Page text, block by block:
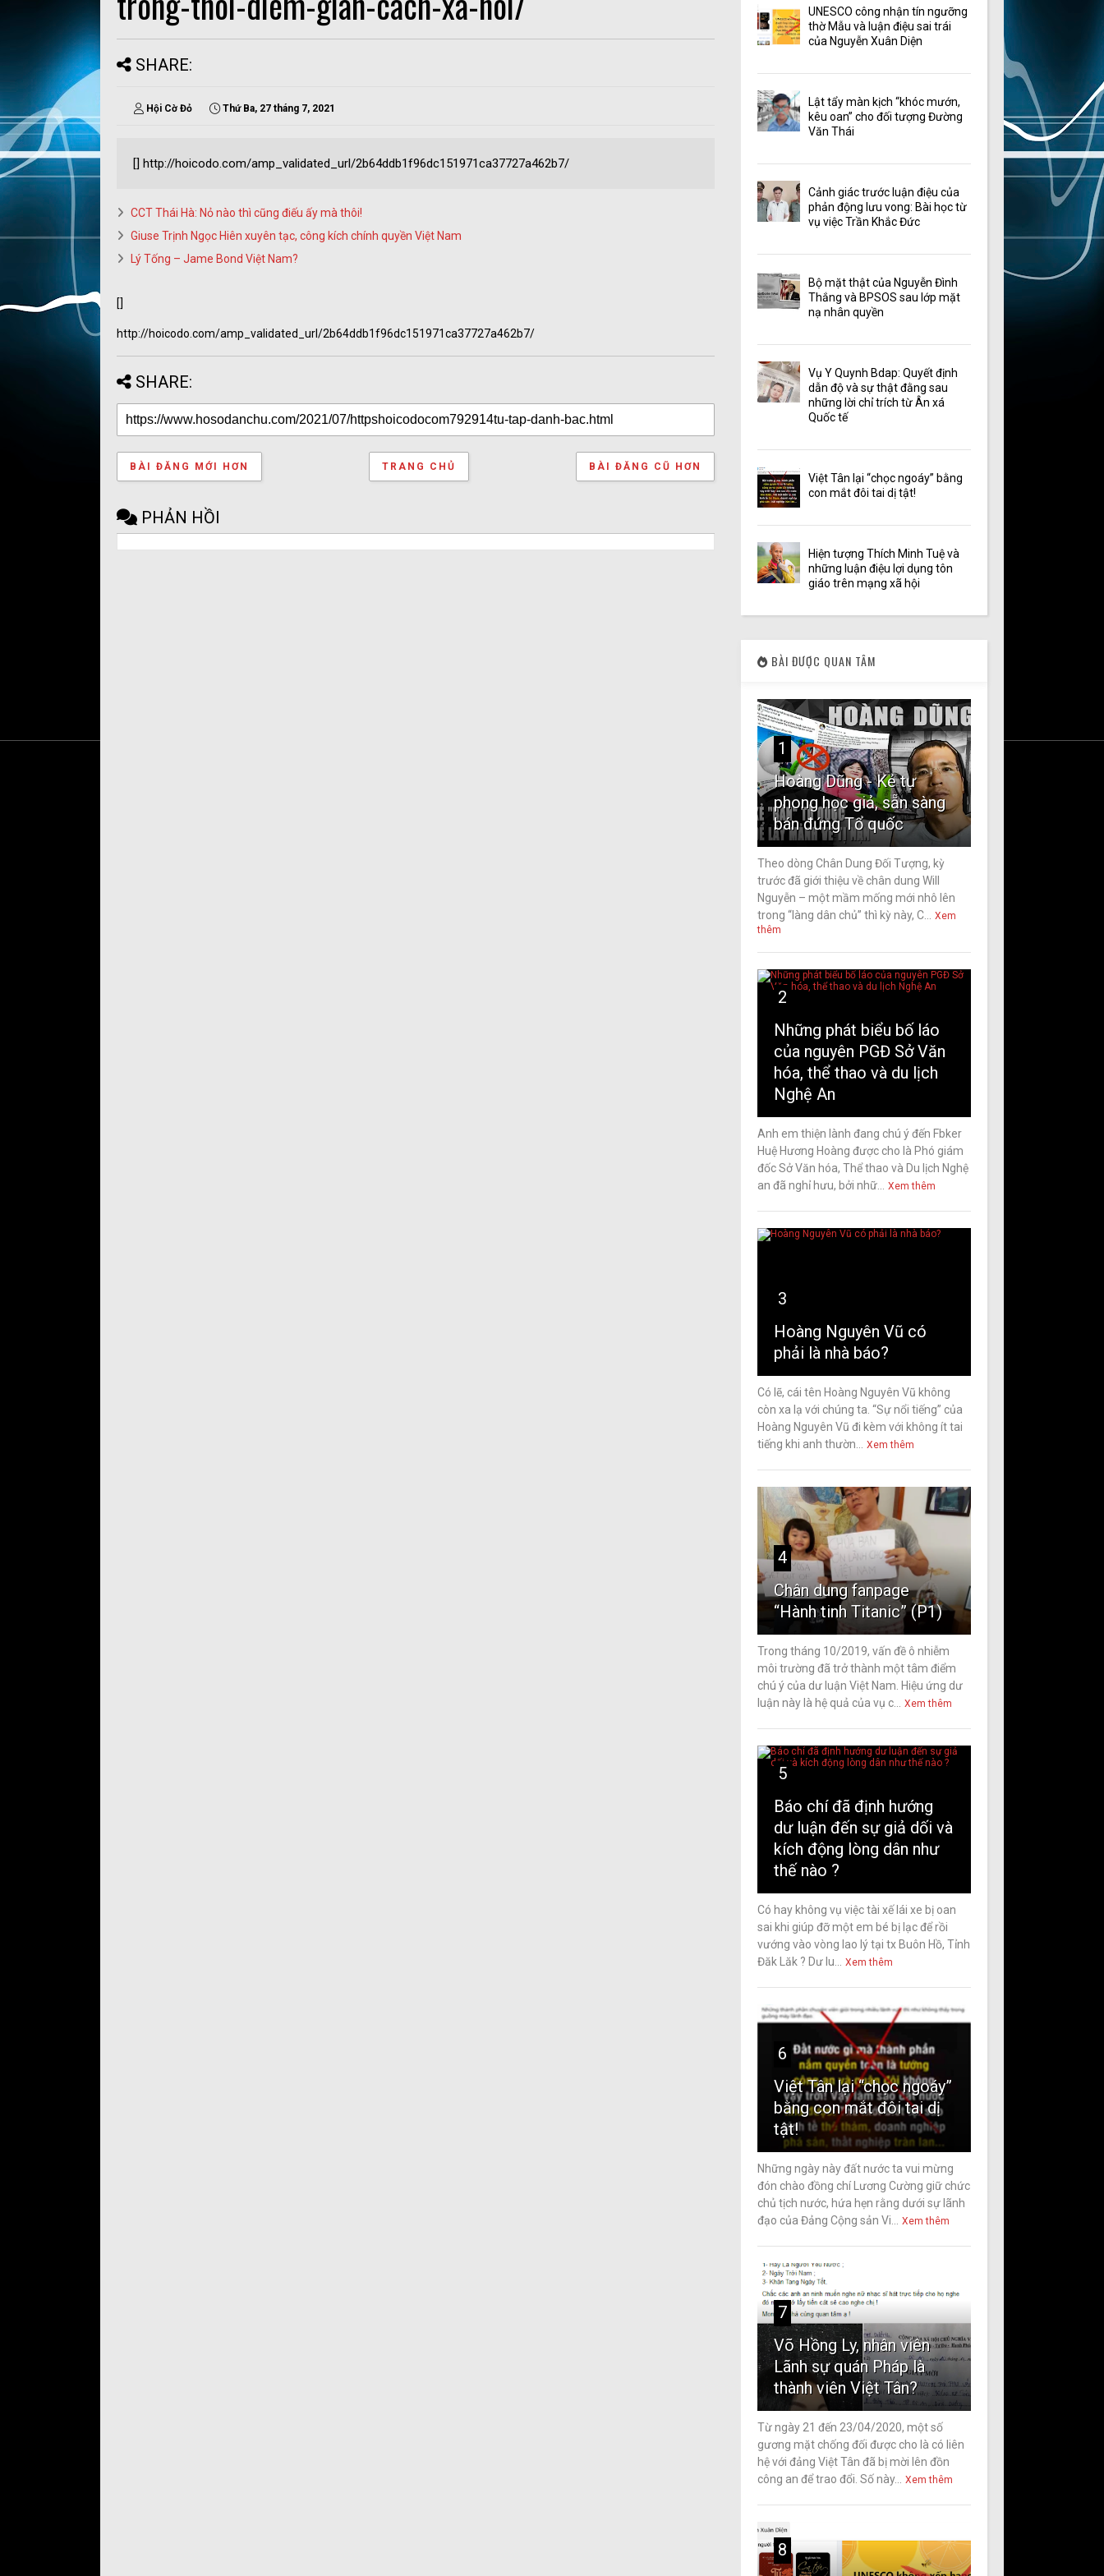
SHARE:
Hội Cờ Đỏ Thứ Ba, 27 tháng 7, 2021
[] http://hoicodo.com/amp_validated_url/2b64ddb1f96dc151971ca37727a462b7/
CCT Thái Hà: Nỏ nào thì cũng điếu ấy mà thôi!
Giuse Trịnh Ngọc Hiên xuyên tạc, công kích chính quyền Việt Nam
Lý Tống – Jame Bond Việt Nam?
[]
http://hoicodo.com/amp_validated_url/2b64ddb1f96dc151971ca37727a462b7/
SHARE:
BÀI ĐĂNG MỚI HƠN BÀI ĐĂNG CŨ HƠN
TRANG CHỦ
PHẢN HỒI
UNESCO công nhận tín ngưỡng
thờ Mẫu và luận điệu sai trái
của Nguyễn Xuân Diện
Lật tẩy màn kịch “khóc mướn,
kêu oan” cho đối tượng Đường
Văn Thái
Cảnh giác trước luận điệu của
phản động lưu vong: Bài học từ
vụ việc Trần Khắc Đức
Bộ mặt thật của Nguyễn Đình
Thắng và BPSOS sau lớp mặt
nạ nhân quyền
Vụ Y Quynh Bdap: Quyết định
dẫn độ và sự thật đằng sau
những lời chỉ trích từ Ân xá
Quốc tế
Việt Tân lại “chọc ngoáy” bằng
con mắt đôi tai dị tật!
Hiện tượng Thích Minh Tuệ và
những luận điệu lợi dụng tôn
giáo trên mạng xã hội
BÀI ĐƯỢC QUAN TÂM
1
Hoàng Dũng - Kẻ tự
phong học giả, sẵn sàng
bán đứng Tổ quốc
Theo dòng Chân Dung Đối Tượng, kỳ
trước đã giới thiệu về chân dung Will
Nguyễn – một mầm mống mới nhô lên
trong “làng dân chủ” thì kỳ này, C...
Xem
thêm
2
Những phát biểu bố láo
của nguyên PGĐ Sở Văn
hóa, thể thao và du lịch
Nghệ An
Anh em thiện lành đang chú ý đến Fbker
Huệ Hương Hoàng được cho là Phó giám
đốc Sở Văn hóa, Thể thao và Du lịch Nghệ
an đã nghỉ hưu, bởi nhữ...
Xem thêm
3
Hoàng Nguyên Vũ có
phải là nhà báo?
Có lẽ, cái tên Hoàng Nguyên Vũ không
còn xa lạ với chúng ta. “Sự nổi tiếng” của
Hoàng Nguyên Vũ đi kèm với không ít tai
tiếng khi anh thườn...
Xem thêm
4
Chân dung fanpage
“Hành tinh Titanic” (P1)
Trong tháng 10/2019, vấn đề ô nhiễm
môi trường đã trở thành một tâm điểm
chú ý của dư luận Việt Nam. Hiệu ứng dư
luận này là hệ quả của vụ c...
Xem thêm
5
Báo chí đã định hướng
dư luận đến sự giả dối và
kích động lòng dân như
thế nào ?
Có hay không vụ việc tài xế lái xe bị oan
sai khi giúp đỡ một em bé bị lạc để rồi
vướng vào vòng lao lý tại tx Buôn Hồ, Tỉnh
Đăk Lăk ? Dư lu...
Xem thêm
6
Việt Tân lại “chọc ngoáy”
bằng con mắt đôi tai dị
tật!
Những ngày này đất nước ta vui mừng
đón chào đồng chí Lương Cường giữ chức
chủ tịch nước, hứa hẹn rằng dưới sự lãnh
đạo của Đảng Cộng sản Vi...
Xem thêm
7
Võ Hồng Ly, nhân viên
Lãnh sự quán Pháp là
thành viên Việt Tân?
Từ ngày 21 đến 23/04/2020, một số
gương mặt chống đối được cho là có liên
hệ với đảng Việt Tân đã bị mời lên đồn
công an để trao đổi. Số này...
Xem thêm
8